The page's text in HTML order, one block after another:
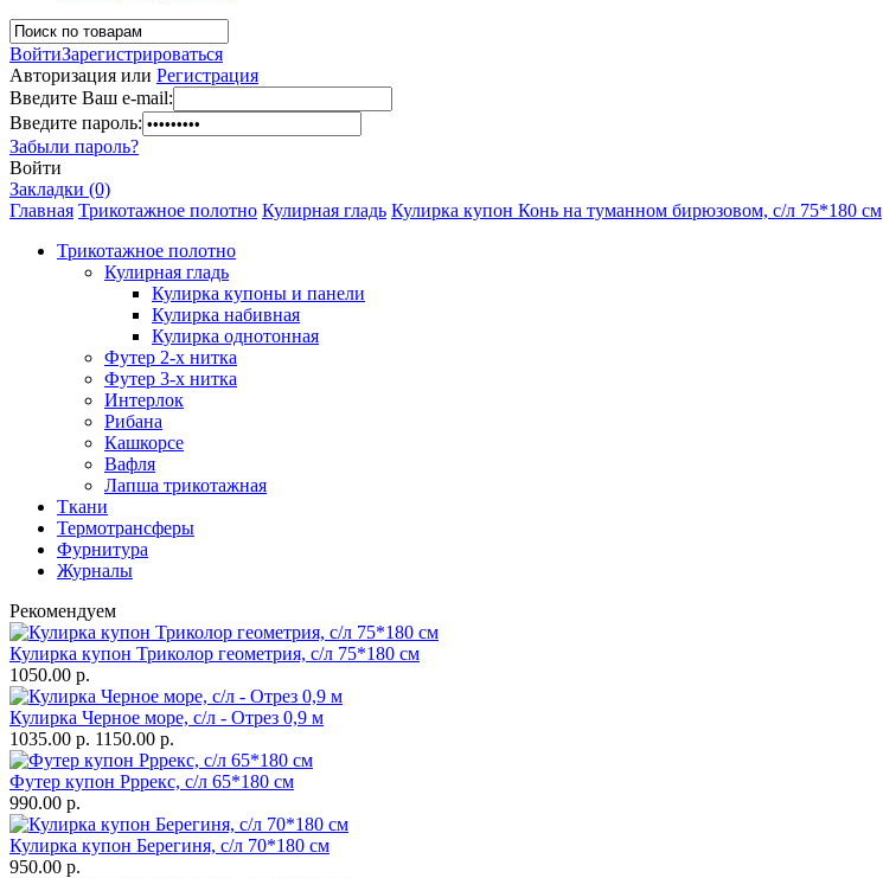
ВойтиЗарегистрироваться
Авторизация или Регистрация
Введите Ваш e-mail:
Введите пароль:
Забыли пароль?
Войти
Закладки (0)
Главная Трикотажное полотно Кулирная гладь Кулирка купон Конь на туманном бирюзовом, с/л 75*180 см
Трикотажное полотно
Кулирная гладь
Кулирка купоны и панели
Кулирка набивная
Кулирка однотонная
Футер 2-х нитка
Футер 3-х нитка
Интерлок
Рибана
Кашкорсе
Вафля
Лапша трикотажная
Ткани
Термотрансферы
Фурнитура
Журналы
Рекомендуем
Кулирка купон Триколор геометрия, с/л 75*180 см
1050.00 р.
Кулирка Черное море, с/л - Отрез 0,9 м
1035.00 р. 1150.00 р.
Футер купон Рррекс, с/л 65*180 см
990.00 р.
Кулирка купон Берегиня, с/л 70*180 см
950.00 р.